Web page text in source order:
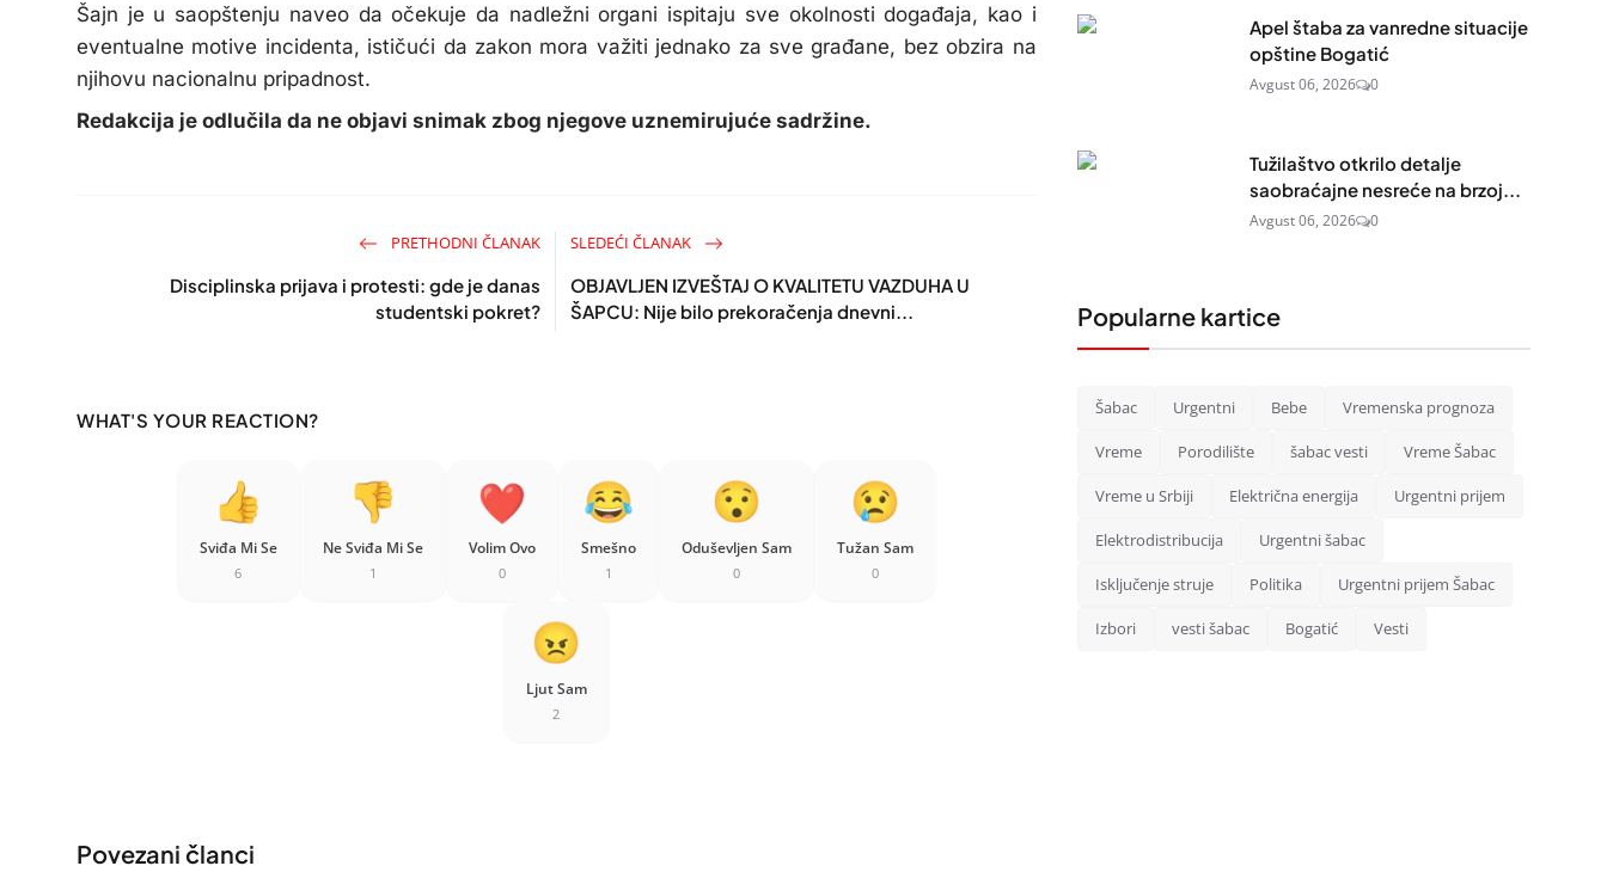
Šajn je u saopštenju naveo da očekuje da nadležni organi ispitaju sve okolnosti događaja, kao i
eventualne motive incidenta, ističući da zakon mora važiti jednako za sve građane, bez obzira na
njihovu nacionalnu pripadnost.
Redakcija je odlučila da ne objavi snimak zbog njegove uznemirujuće sadržine.
PRETHODNI ČLANAK
Disciplinska prijava i protesti: gde je danas
studentski pokret?
SLEDEĆI ČLANAK
OBJAVLJEN IZVEŠTAJ O KVALITETU VAZDUHA U
ŠAPCU: Nije bilo prekoračenja dnevni...
WHAT'S YOUR REACTION?
Sviđa Mi Se
6
Ne Sviđa Mi Se
1
Volim Ovo
0
Smešno
1
Oduševljen Sam
0
Tužan Sam
0
Ljut Sam
2
Povezani članci
Apel štaba za vanredne situacije
opštine Bogatić
Avgust 06, 2026 0
Tužilaštvo otkrilo detalje
saobraćajne nesreće na brzoj...
Avgust 06, 2026 0
Popularne kartice
Šabac Urgentni Bebe Vremenska prognoza
Vreme Porodilište šabac vesti Vreme Šabac
Vreme u Srbiji Električna energija Urgentni prijem
Elektrodistribucija Urgentni šabac
Isključenje struje Politika Urgentni prijem Šabac
Izbori vesti šabac Bogatić Vesti